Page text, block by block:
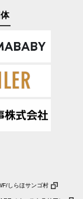
しらほサンゴ村